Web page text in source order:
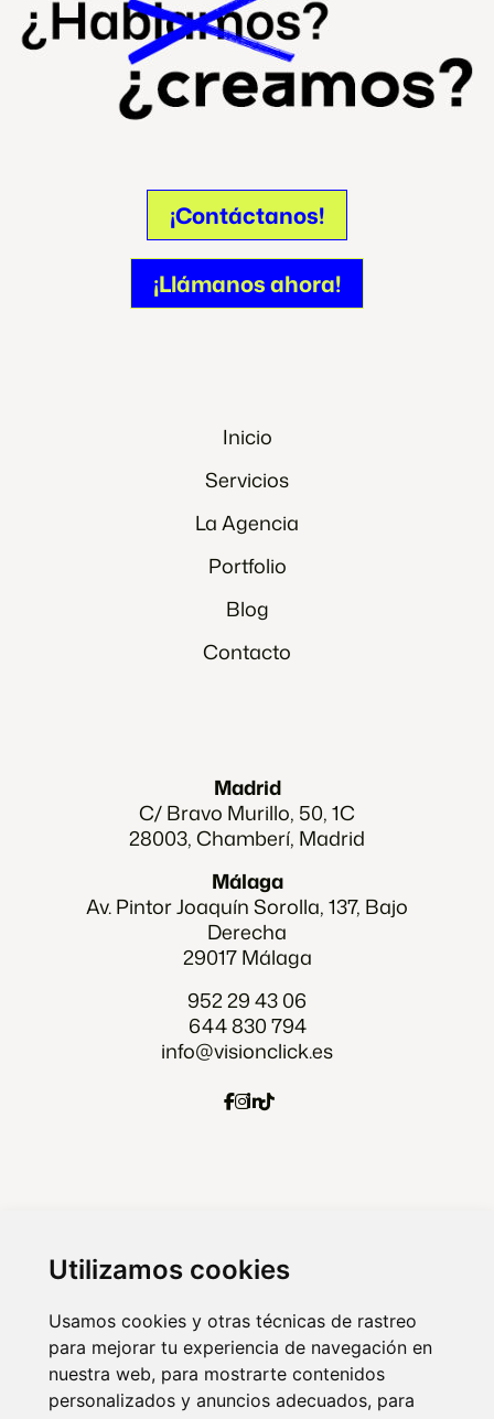
Utilizamos cookies
Usamos cookies y otras técnicas de rastreo
para mejorar tu experiencia de navegación en
nuestra web, para mostrarte contenidos
personalizados y anuncios adecuados, para
¡Contáctanos!
¡Contáctanos!
¡Llámanos ahora!
¡Llámanos ahora!
Inicio
Servicios
La Agencia
Portfolio
Blog
Contacto
Madrid
C/ Bravo Murillo, 50, 1C
28003, Chamberí, Madrid
Málaga
Av. Pintor Joaquín Sorolla, 137, Bajo
Derecha
29017 Málaga
952 29 43 06
644 830 794
info@visionclick.es
Marketing digital Madrid
Marketing digital Almería
© 2026 VISIONCLICK. Agencia de marketing